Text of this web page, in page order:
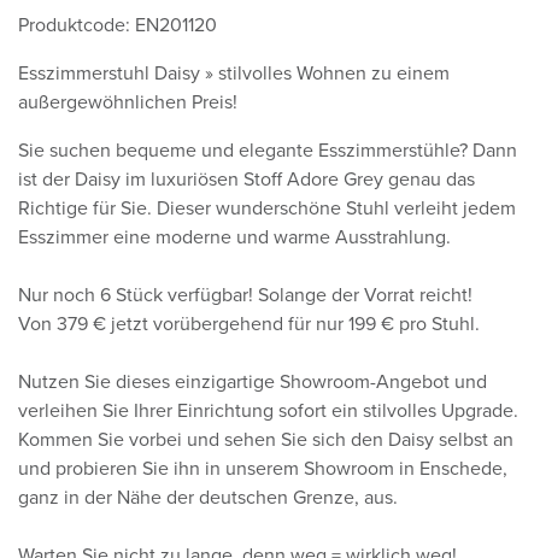
Produktcode: EN201120
Esszimmerstuhl Daisy » stilvolles Wohnen zu einem
außergewöhnlichen Preis!
Sie suchen bequeme und elegante Esszimmerstühle? Dann
ist der Daisy im luxuriösen Stoff Adore Grey genau das
Richtige für Sie. Dieser wunderschöne Stuhl verleiht jedem
Esszimmer eine moderne und warme Ausstrahlung.
Nur noch 6 Stück verfügbar! Solange der Vorrat reicht!
Von 379 € jetzt vorübergehend für nur 199 € pro Stuhl.
Nutzen Sie dieses einzigartige Showroom-Angebot und
verleihen Sie Ihrer Einrichtung sofort ein stilvolles Upgrade.
Kommen Sie vorbei und sehen Sie sich den Daisy selbst an
und probieren Sie ihn in unserem Showroom in Enschede,
ganz in der Nähe der deutschen Grenze, aus.